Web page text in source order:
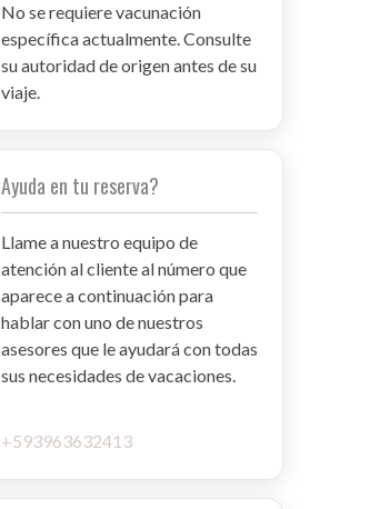
No se requiere vacunación
específica actualmente. Consulte
su autoridad de origen antes de su
viaje.
Ayuda en tu reserva?
Llame a nuestro equipo de
atención al cliente al número que
aparece a continuación para
hablar con uno de nuestros
asesores que le ayudará con todas
sus necesidades de vacaciones.
+593963632413